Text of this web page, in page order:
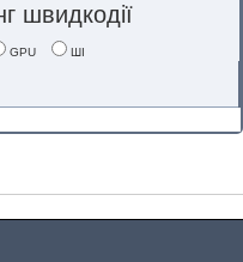
швидкодії
GPU ШІ